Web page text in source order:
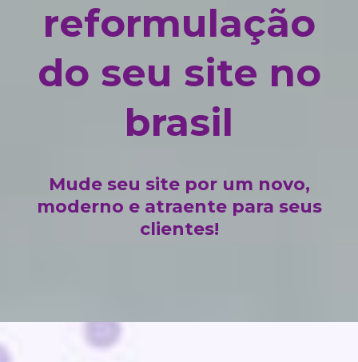
reformulação
do seu site no
brasil
Mude seu site por um novo,
moderno e atraente para seus
clientes!